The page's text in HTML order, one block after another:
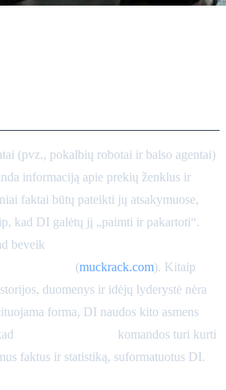
(pvz., pokalbių robotai ir balso agentai)
informaciją apie prekių ženklus ir
faktai būtų pateikti jų atsakymuose,
kad DI galėtų jį „paimti ir pakartoti“.
beveik
(muckrack.com). Kitaip
duomenys ir idėjų lyderystė nėra
forma, DI naudos kito asmens
komandos turi kurti
faktus ir statistiką, suformatuotus DI.